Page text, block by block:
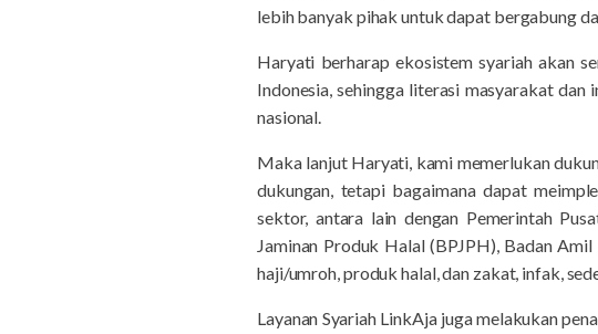
lebih banyak pihak untuk dapat bergabung
Haryati berharap ekosistem syariah akan
Indonesia, sehingga literasi masyarakat
nasional.
Maka lanjut Haryati, kami memerlukan
dukungan, tetapi bagaimana dapat
sektor, antara lain dengan Pemerintah
Jaminan Produk Halal (BPJPH), Badan
haji/umroh, produk halal, dan zakat, infak,
Layanan Syariah LinkAja juga melakukan